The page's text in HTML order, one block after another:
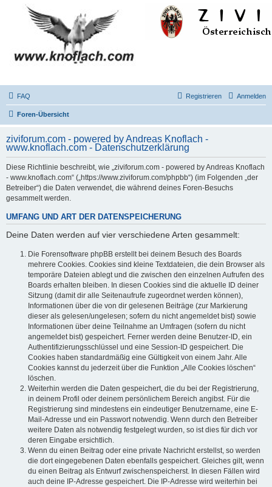
FAQ Anmelden
Registrieren
Foren-Übersicht
ziviforum.com - powered by Andreas Knoflach -
www.knoflach.com - Datenschutzerklärung
Diese Richtlinie beschreibt, wie „ziviforum.com - powered by Andreas Knoflach
- www.knoflach.com“ („https://www.ziviforum.com/phpbb“) (im Folgenden „der
Betreiber“) die Daten verwendet, die während deines Foren-Besuchs
gesammelt werden.
UMFANG UND ART DER DATENSPEICHERUNG
Deine Daten werden auf vier verschiedene Arten gesammelt:
Die Forensoftware phpBB erstellt bei deinem Besuch des Boards
mehrere Cookies. Cookies sind kleine Textdateien, die dein Browser als
temporäre Dateien ablegt und die zwischen den einzelnen Aufrufen des
Boards erhalten bleiben. In diesen Cookies sind die aktuelle ID deiner
Sitzung (damit dir alle Seitenaufrufe zugeordnet werden können),
Informationen über die von dir gelesenen Beiträge (zur Markierung
dieser als gelesen/ungelesen; sofern du nicht angemeldet bist) sowie
Informationen über deine Teilnahme an Umfragen (sofern du nicht
angemeldet bist) gespeichert. Ferner werden deine Benutzer-ID, ein
Authentifizierungsschlüssel und eine Session-ID gespeichert. Die
Cookies haben standardmäßig eine Gültigkeit von einem Jahr. Alle
Cookies kannst du jederzeit über die Funktion „Alle Cookies löschen“
löschen.
Weiterhin werden die Daten gespeichert, die du bei der Registrierung,
in deinem Profil oder deinem persönlichem Bereich angibst. Für die
Registrierung sind mindestens ein eindeutiger Benutzername, eine E-
Mail-Adresse und ein Passwort notwendig. Wenn durch den Betreiber
weitere Daten als notwendig festgelegt wurden, so ist dies für dich vor
deren Eingabe ersichtlich.
Wenn du einen Beitrag oder eine private Nachricht erstellst, so werden
die dort eingegebenen Daten ebenfalls gespeichert. Gleiches gilt, wenn
du einen Beitrag als Entwurf zwischenspeicherst. In diesen Fällen wird
auch deine IP-Adresse gespeichert. Die IP-Adresse wird weiterhin bei